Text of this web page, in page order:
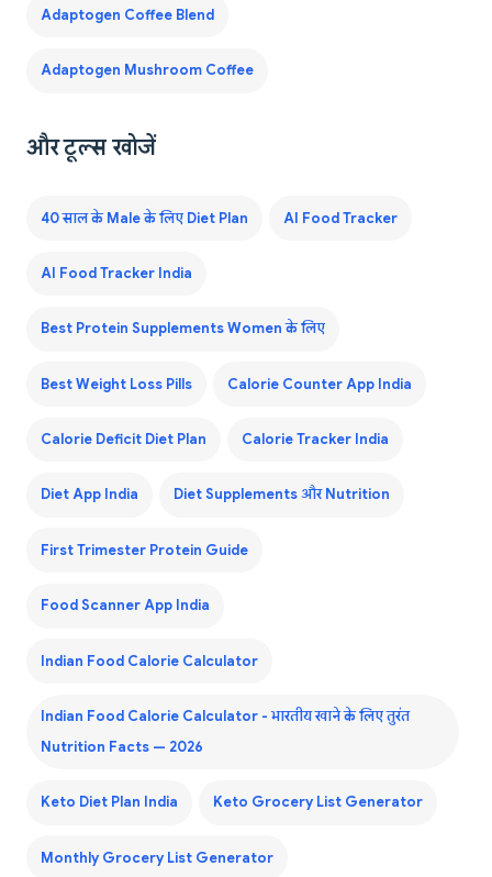
Adaptogen Coffee Blend
Adaptogen Mushroom Coffee
और टूल्स खोजें
40 साल के Male के लिए Diet Plan AI Food Tracker
AI Food Tracker India
Best Protein Supplements Women के लिए
Best Weight Loss Pills Calorie Counter App India
Calorie Deficit Diet Plan Calorie Tracker India
Diet App India Diet Supplements और Nutrition
First Trimester Protein Guide
Food Scanner App India
Indian Food Calorie Calculator
Indian Food Calorie Calculator - भारतीय खाने के लिए तुरंत
Nutrition Facts — 2026
Keto Diet Plan India Keto Grocery List Generator
Monthly Grocery List Generator